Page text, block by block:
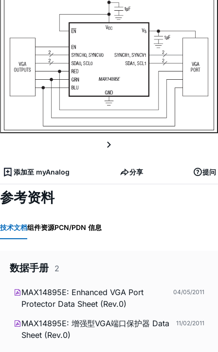
添加至 myAnalog 分享 提问
参考资料
技术文档组件资源PCN/PDN 信息
数据手册 2
MAX14895E: Enhanced VGA Port
Protector Data Sheet (Rev.0)
04/05/2011
MAX14895E: 增强型VGA端口保护器 Data
Sheet (Rev.0)
11/02/2011